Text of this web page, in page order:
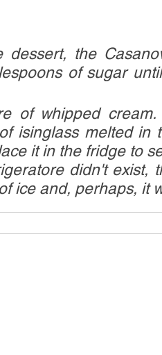
dessert, the
of sugar
of whipped
isinglass melted in
it in the fridge to
didn't exist,
ice and, perhaps, it